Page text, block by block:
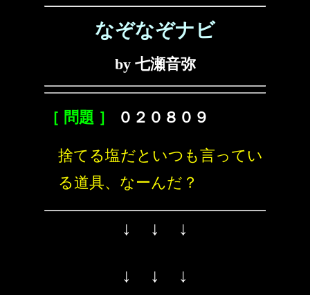
なぞなぞナビ
by 七瀬音弥
［ 問題 ］ ０２０８０９
捨てる塩だといつも言ってい
る道具、なーんだ？
↓ ↓ ↓
↓ ↓ ↓